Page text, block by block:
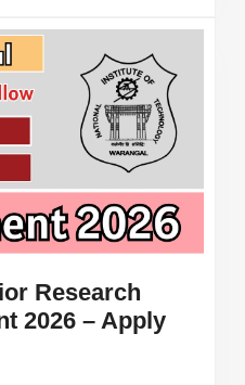
Research
2026 – Apply